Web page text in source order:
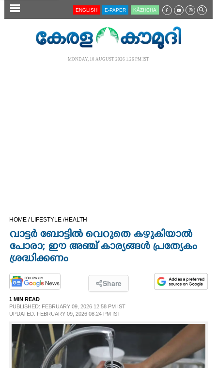
SECTIONS
OPINION
PHOTOS
LIFESTYLE
SPIRITUAL
ENGLISH E-PAPER KĀZHCHA
MONDAY, 10 AUGUST 2026 1.26 PM IST
HOME / LIFESTYLE /HEALTH
വാട്ടർ ബോട്ടിൽ വെറുതെ കഴുകിയാൽ
പോരാ; ഈ അഞ്ച് കാര്യങ്ങൾ പ്രത്യേകം
ശ്രദ്ധിക്കണം
Share
1 MIN READ
PUBLISHED: FEBRUARY 09, 2026 12:58 PM IST
UPDATED: FEBRUARY 09, 2026 08:24 PM IST